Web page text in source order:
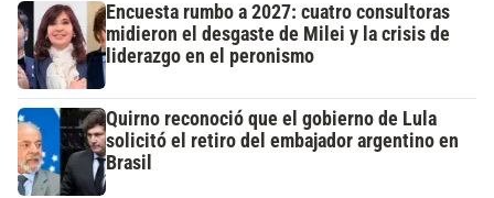
Encuesta rumbo a 2027: cuatro consultoras
midieron el desgaste de Milei y la crisis de
liderazgo en el peronismo
Quirno reconoció que el gobierno de Lula
solicitó el retiro del embajador argentino en
Brasil